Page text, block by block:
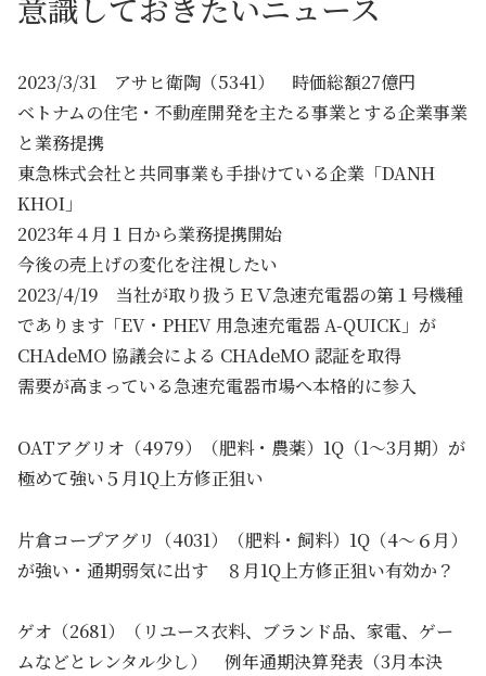
意識しておきたいニュース
2023/3/31 アサヒ衛陶（5341） 時価総額27億円
ベトナムの住宅・不動産開発を主たる事業とする企業事業
と業務提携
東急株式会社と共同事業も手掛けている企業「DANH
KHOI」
2023年４月１日から業務提携開始
今後の売上げの変化を注視したい
2023/4/19 当社が取り扱うＥＶ急速充電器の第１号機種
であります「EV・PHEV 用急速充電器 A-QUICK」が
CHAdeMO 協議会による CHAdeMO 認証を取得
需要が高まっている急速充電器市場へ本格的に参入
OATアグリオ（4979）（肥料・農薬）1Q（1～3月期）が
極めて強い５月1Q上方修正狙い
片倉コープアグリ（4031）（肥料・飼料）1Q（4～６月）
が強い・通期弱気に出す ８月1Q上方修正狙い有効か？
ゲオ（2681）（リユース衣料、ブランド品、家電、ゲー
ムなどとレンタル少し） 例年通期決算発表（3月本決